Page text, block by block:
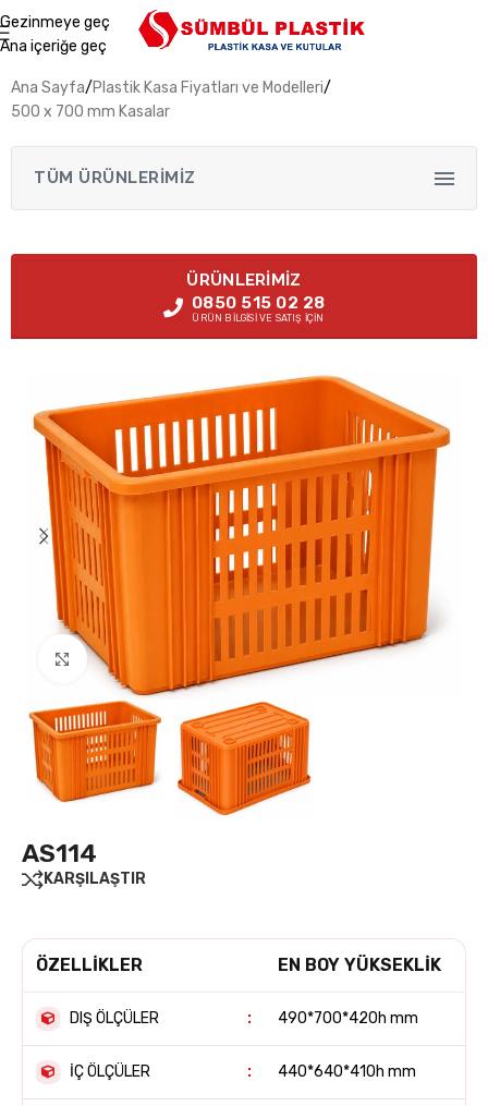
Gezinmeye geç
Ana içeriğe geç
Ana Sayfa/Plastik Kasa Fiyatları ve Modelleri/
500 x 700 mm Kasalar
TÜM ÜRÜNLERİMİZ
Plastik Kasa Fiyatları ve Modelleri ›
Metal Taşıma Kasaları ve Paletler
Plastik Çekmeceli Kutular
Plastik Avadanlık Kutuları ›
Avadanlık ve Takım Setleri ›
Avadanlık Setler ve Standlar ›
Çekmeceli Kutu Standlar ›
Kasalı ve Raf Kutulu Standlar ›
Plastik Raf Kutular
Mobilyalı Çekmeceli Dolaplar
Çekmeceli Takım Dolapları
Plastik Palet Modelleri & Fiyatları
Endüstriyel Atık Ürünleri ›
Plastik Raf Sistemleri
ÜRÜNLERIMIZ
0850 515 02 28
ÜRÜN BİLGİSİ VE SATIŞ İÇİN
Büyütmek için tıklayın
AS114
KARŞILAŞTIR
ÖZELLİKLER EN BOY YÜKSEKLİK
DIŞ ÖLÇÜLER : 490*700*420h mm
İÇ ÖLÇÜLER : 440*640*410h mm